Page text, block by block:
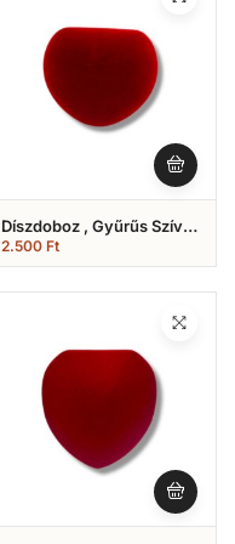
Díszdoboz , Gyűrűs Szív
Formájú (Nr.4)
2.500 Ft